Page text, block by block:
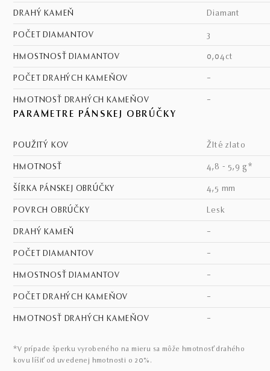
DRAHÝ KAMEŇ diamant
POČET DIAMANTOV 3
HMOSTNOSŤ DIAMANTOV 0,04ct
POČET DRAHÝCH KAMEŇOV –
HMOTNOSŤ DRAHÝCH KAMEŇOV –
PARAMETRE PÁNSKEJ OBRÚČKY
POUŽITÝ KOV žlté zlato
HMOTNOSŤ 4,8 - 5,9 g*
ŠÍRKA PÁNSKEJ OBRÚČKY 4,5 mm
POVRCH OBRÚČKY lesk
DRAHÝ KAMEŇ –
POČET DIAMANTOV –
HMOSTNOSŤ DIAMANTOV –
POČET DRAHÝCH KAMEŇOV –
HMOTNOSŤ DRAHÝCH KAMEŇOV –
*V prípade šperku vyrobeného na mieru sa môže hmotnosť drahého
kovu líšiť od uvedenej hmotnosti o 20%.